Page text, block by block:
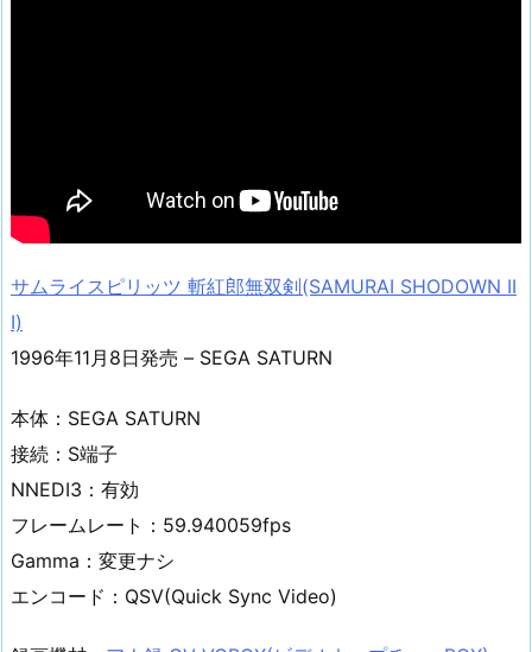
サムライスピリッツ 斬紅郎無双剣(SAMURAI SHODOWN II
I)
1996年11月8日発売 – SEGA SATURN
本体：SEGA SATURN
接続：S端子
NNEDI3：有効
フレームレート：59.940059fps
Gamma：変更ナシ
エンコード：QSV(Quick Sync Video)